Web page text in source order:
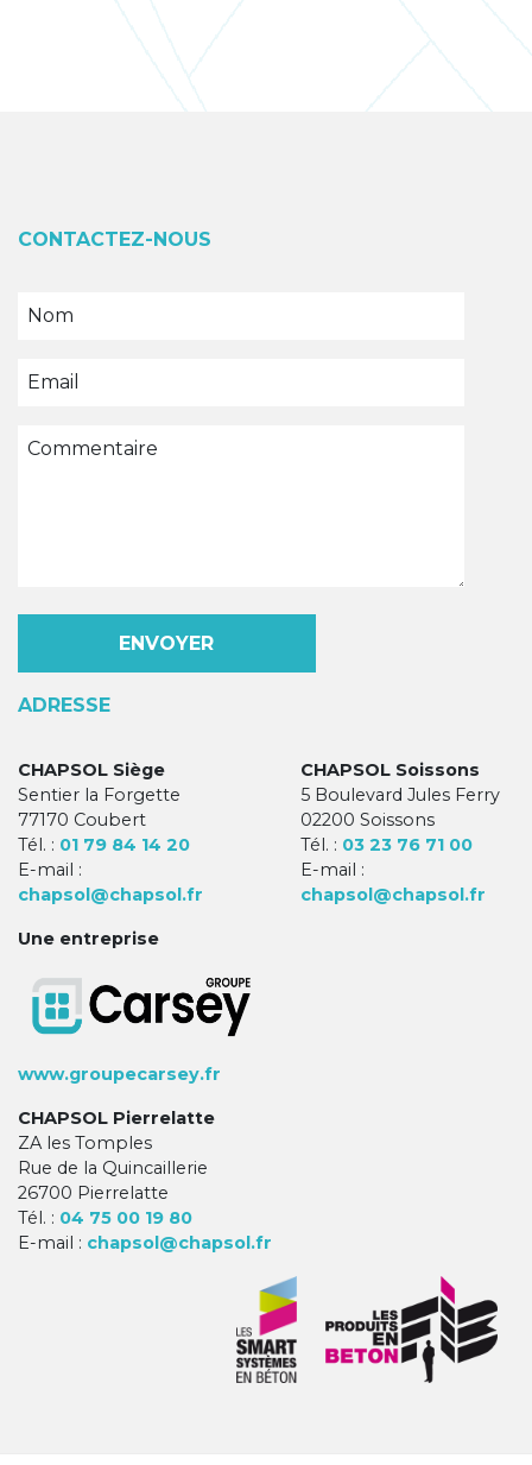
CONTACTEZ-NOUS
ADRESSE
CHAPSOL Siège
Sentier la Forgette
77170 Coubert
Tél. : 01 79 84 14 20
E-mail :
chapsol@chapsol.fr
Une entreprise
www.groupecarsey.fr
CHAPSOL Soissons
5 Boulevard Jules Ferry
02200 Soissons
Tél. : 03 23 76 71 00
E-mail :
chapsol@chapsol.fr
CHAPSOL Pierrelatte
ZA les Tomples
Rue de la Quincaillerie
26700 Pierrelatte
Tél. : 04 75 00 19 80
E-mail : chapsol@chapsol.fr